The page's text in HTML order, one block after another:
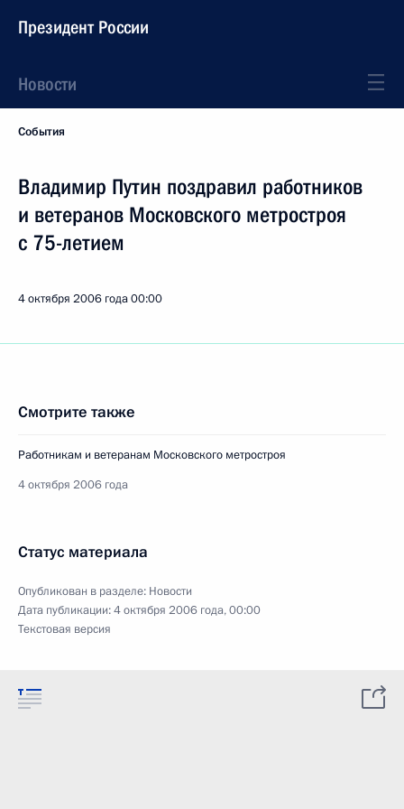
Президент России
Новости
События
Владимир Путин поздравил работников
и ветеранов Московского метростроя
с 75-летием
4 октября 2006 года00:00
Смотрите также
Работникам и ветеранам Московского метростроя
4 октября 2006 года
Статус материала
Опубликован в разделе: Новости
Дата публикации:4 октября 2006 года, 00:00
Текстовая версия